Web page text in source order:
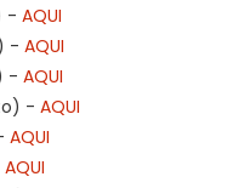
- AQUI
- AQUI
- AQUI
- AQUI
AQUI
AQUI